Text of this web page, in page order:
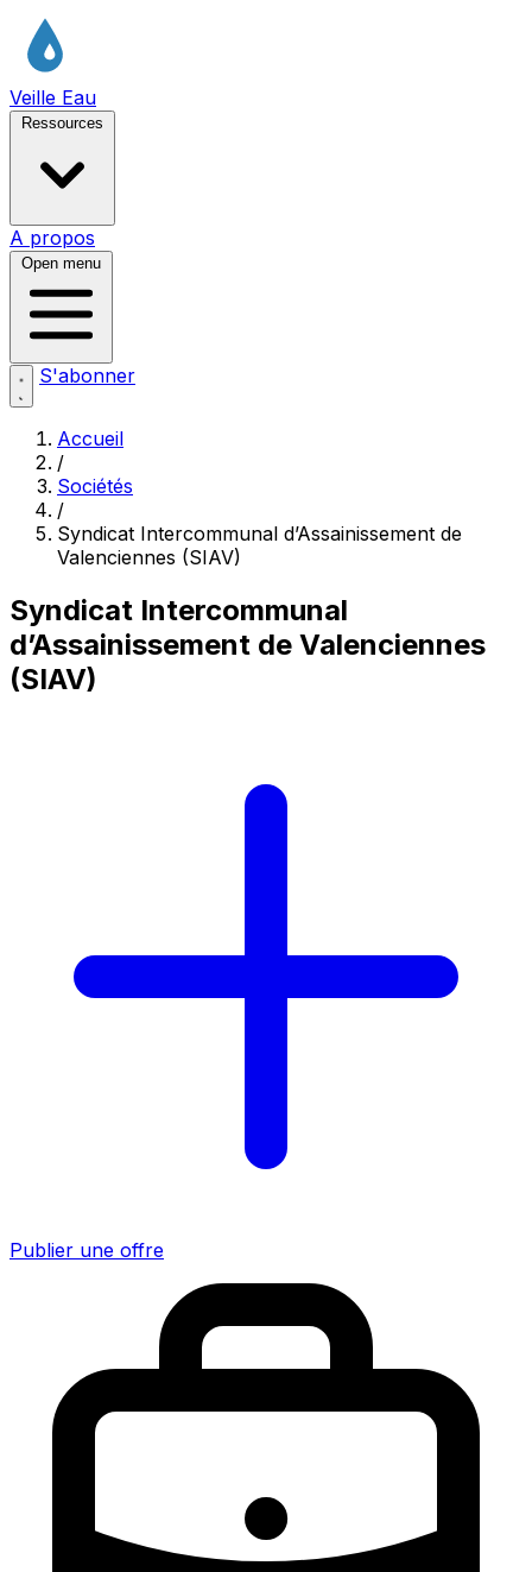
Veille Eau
Ressources
A propos
Open menu
S'abonner
Accueil
/
Sociétés
/
Syndicat Intercommunal d’Assainissement de
Valenciennes (SIAV)
Syndicat Intercommunal
d’Assainissement de Valenciennes
(SIAV)
Publier une offre